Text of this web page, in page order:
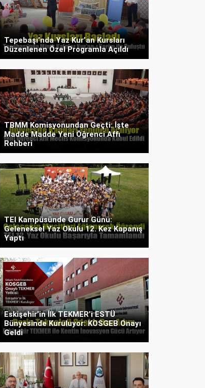
Tepebaşı’nda Yaz Kur’an Kursları
Düzenlenen Özel Programla Açıldı
TBMM Komisyonundan Geçti: İşte
Madde Madde Yeni Öğrenci Affı
Rehberi
TEI Kampüsünde Gurur Günü:
Geleneksel Yaz Okulu 12. Kez Kapanış
Yaptı
Eskişehir’in İlk TEKMER’i ESTÜ
Bünyesinde Kuruluyor: KOSGEB Onayı
Geldi